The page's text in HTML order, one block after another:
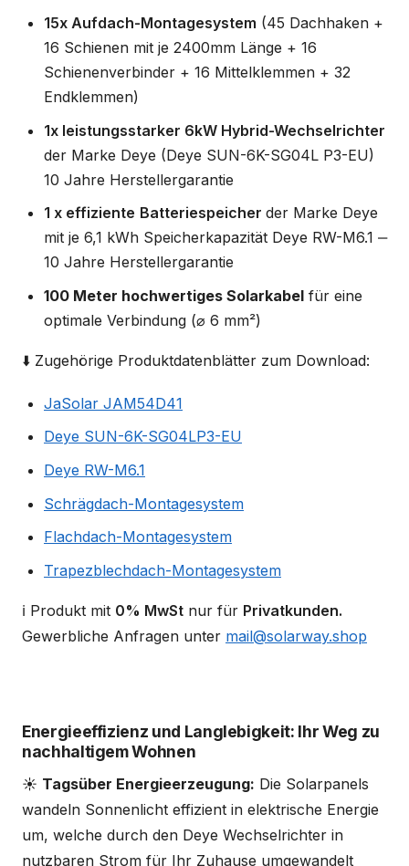
15x Aufdach-Montagesystem (45 Dachhaken +
16 Schienen mit je 2400mm Länge + 16
Schienenverbinder + 16 Mittelklemmen + 32
Endklemmen)
1x leistungsstarker 6kW Hybrid-Wechselrichter
der Marke Deye (Deye SUN-6K-SG04L P3-EU)
10 Jahre Herstellergarantie
1 x effiziente Batteriespeicher der Marke Deye
mit je 6,1 kWh Speicherkapazität Deye RW-M6.1 ‒
10 Jahre Herstellergarantie
100 Meter hochwertiges Solarkabel für eine
optimale Verbindung (⌀ 6 mm²)
⬇️ Zugehörige Produktdatenblätter zum Download:
JaSolar JAM54D41
Deye SUN-6K-SG04LP3-EU
Deye RW-M6.1
Schrägdach-Montagesystem
Flachdach-Montagesystem
Trapezblechdach-Montagesystem
ℹ️ Produkt mit 0% MwSt nur für Privatkunden.
Gewerbliche Anfragen unter mail@solarway.shop
Energieeffizienz und Langlebigkeit: Ihr Weg zu
nachhaltigem Wohnen
☀️ Tagsüber Energieerzeugung: Die Solarpanels
wandeln Sonnenlicht effizient in elektrische Energie
um, welche durch den Deye Wechselrichter in
nutzbaren Strom für Ihr Zuhause umgewandelt